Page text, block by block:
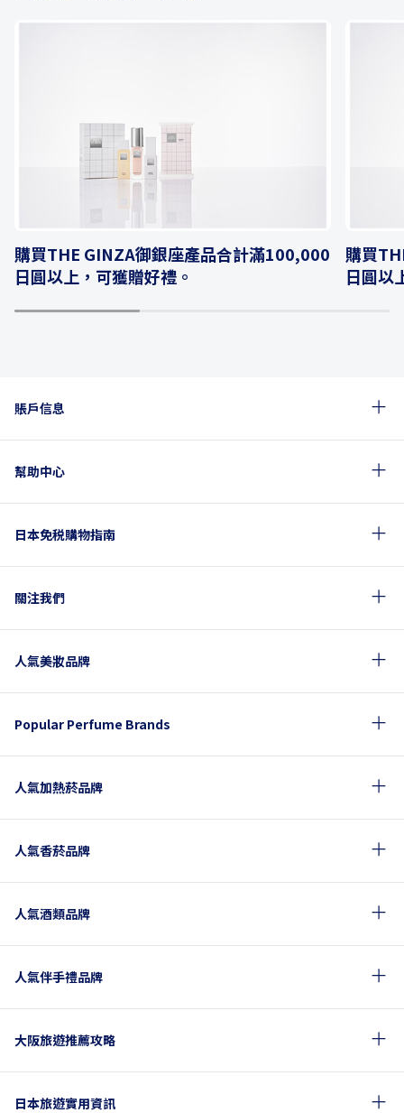
購買THE GINZA御銀座產品合計滿100,000
日圓以上，可獲贈好禮。
購買
日圓以
1
賬戶信息
幫助中心
日本免税購物指南
關注我們
人氣美妝品牌
Popular Perfume Brands
人氣加熱菸品牌
人氣香菸品牌
人氣酒類品牌
人氣伴手禮品牌
大阪旅遊推薦攻略
日本旅遊實用資訊